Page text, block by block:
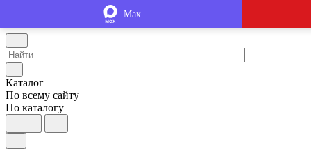
Каталог
По всему сайту
По каталогу
Max